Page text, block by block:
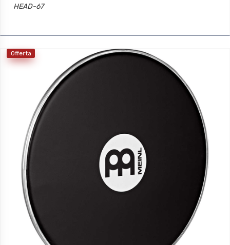
HEAD-67
Offerta